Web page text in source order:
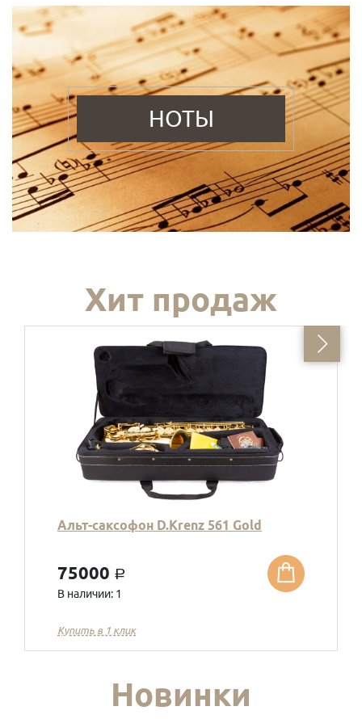
НОТЫ
Хит продаж
Альт-саксофон D.Krenz 561 Gold
75000 a
В наличии: 1
Купить в 1 клик
Новинки